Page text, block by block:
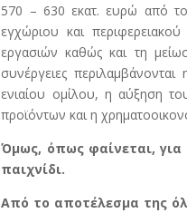
570 – 630 εκατ. ευρώ από
εγχώριου και
εργασιών καθώς και τη
συνέργειες
ενιαίου ομίλου, η αύξηση
προϊόντων και η
Όμως, όπως φαίνεται, για
παιχνίδι.
Από το αποτέλεσμα της